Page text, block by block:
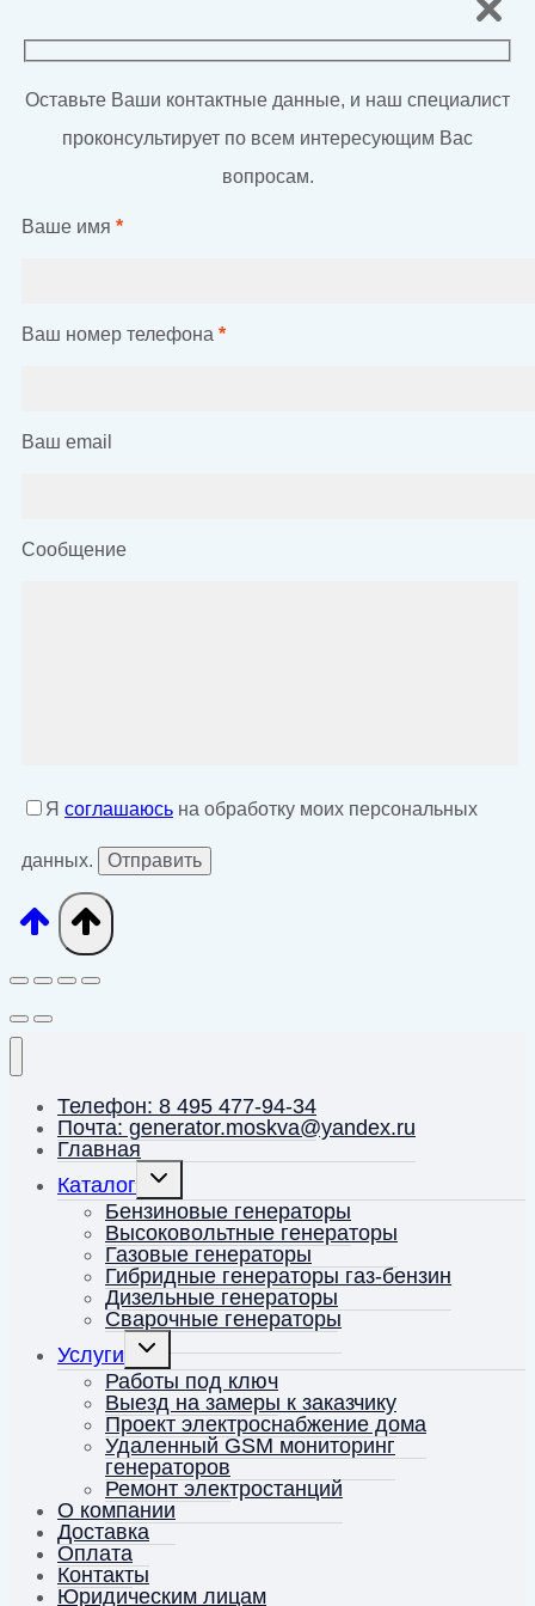
Оставьте Ваши контактные данные, и наш специалист
проконсультирует по всем интересующим Вас
вопросам.
Ваше имя *
Ваш номер телефона *
Ваш email
Сообщение
Я соглашаюсь на обработку моих персональных
данных.
Телефон: 8 495 477-94-34
Почта: generator.moskva@yandex.ru
Главная
Каталог
Переключить
меню
Бензиновые генераторы
Высоковольтные генераторы
Газовые генераторы
Гибридные генераторы газ-бензин
Дизельные генераторы
Сварочные генераторы
Услуги
Переключить
дочернее
меню
Работы под ключ
Выезд на замеры к заказчику
Проект электроснабжение дома
Удаленный GSM мониторинг
генераторов
Ремонт электростанций
О компании
Доставка
Оплата
Контакты
Юридическим лицам